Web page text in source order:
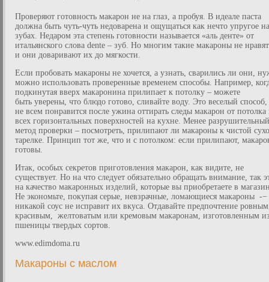
Проверяют готовность макарон не на глаз, а пробуя. В идеале паста
должна быть чуть-чуть недоварена и ощущаться как нечто упругое на
зубах. Недаром эта степень готовности называется «аль денте» от
итальянского слова dente – зуб. Но многим такие макароны не
и они доваривают их до мягкости.
Если пробовать макароны не хочется, а узнать, сварились ли они,
можно использовать проверенные временем способы. Например,
подкинутая вверх макаронина прилипает к потолку – можете
быть уверены, что блюдо готово, сливайте воду. Это веселый
не всем понравится после ужина оттирать следы макарон от потолка
всех горизонтальных поверхностей на кухне. Менее разрушительный
метод проверки – посмотреть, прилипают ли макароны к чистой
тарелке. Принцип тот же, что и с потолком: если прилипают,
готовы.
Итак, особых секретов приготовления макарон, как видите, не
существует. Но на что следует обязательно обращать внимание, так
на качество макаронных изделий, которые вы приобретаете в
Не экономьте, покупая серые, невзрачные, ломающиеся макароны -−
никакой соус не исправит их вкуса. Отдавайте предпочтение
красивым, желтоватым или кремовым макаронам, изготовленным
пшеницы твердых сортов.
www.edimdoma.ru
Макароны с маслом